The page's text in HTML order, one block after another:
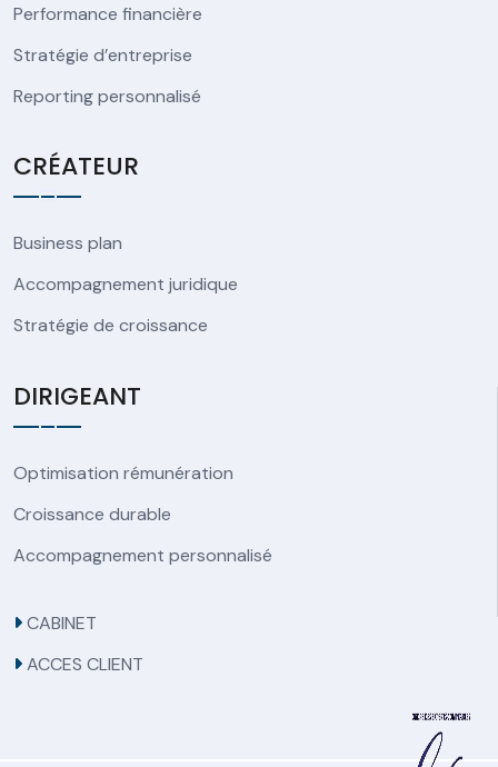
Performance financière
Stratégie d’entreprise
Reporting personnalisé
CRÉATEUR
Business plan
Accompagnement juridique
Stratégie de croissance
DIRIGEANT
Optimisation rémunération
Croissance durable
Accompagnement personnalisé
CABINET
ACCES CLIENT